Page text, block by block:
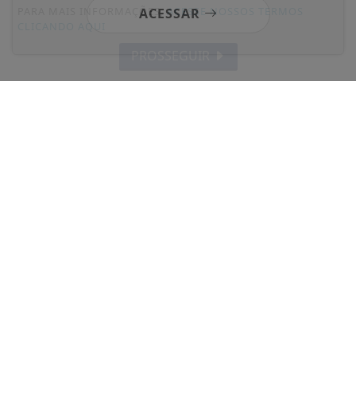
ACESSAR
PARA MAIS INFORMAÇÕES,ACESSE NOSSOS TERMOS
CLICANDO AQUI